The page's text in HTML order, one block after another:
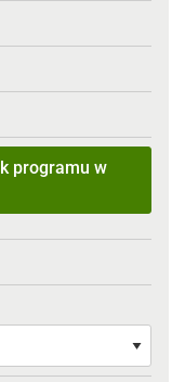
programu w